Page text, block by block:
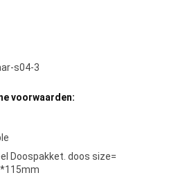
s04-3
voorwaarden:
Doospakket. doos size=